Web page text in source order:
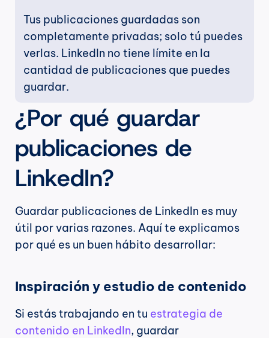
Tus publicaciones guardadas son
completamente privadas; solo tú puedes
verlas. LinkedIn no tiene límite en la
cantidad de publicaciones que puedes
guardar.
¿Por qué guardar
publicaciones de
LinkedIn?
Guardar publicaciones de LinkedIn es muy
útil por varias razones. Aquí te explicamos
por qué es un buen hábito desarrollar:
Inspiración y estudio de contenido
Si estás trabajando en tu estrategia de
contenido en LinkedIn, guardar